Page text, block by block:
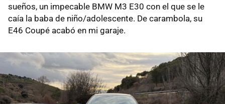
sueños, un impecable BMW M3 E30 con el que se le
caía la baba de niño/adolescente. De carambola, su
E46 Coupé acabó en mi garaje.